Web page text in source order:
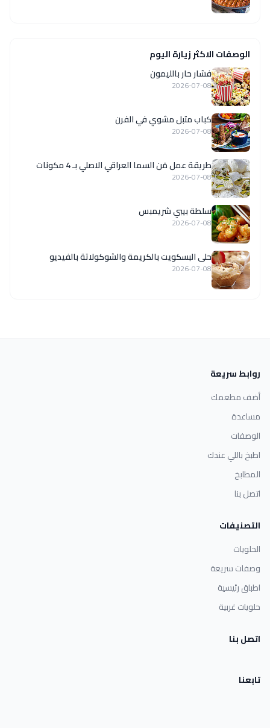
الوصفات الاكثر زيارة اليوم
فشار حار بالليمون
2026-07-08
كباب متبل مشوي في الفرن
2026-07-08
طريقة عمل مَن السما العراقي الاصلي بـ 4 مكونات
2026-07-08
سلطة بيبي شريمبس
2026-07-08
حلى البسكويت بالكريمة والشوكولاتة بالفيديو
2026-07-08
روابط سريعة
أضف مطعمك
مساعدة
الوصفات
اطبخ باللي عندك
المطابخ
اتصل بنا
التصنيفات
الحلويات
وصفات سريعة
اطباق رئيسية
حلويات غربية
اتصل بنا
تابعنا